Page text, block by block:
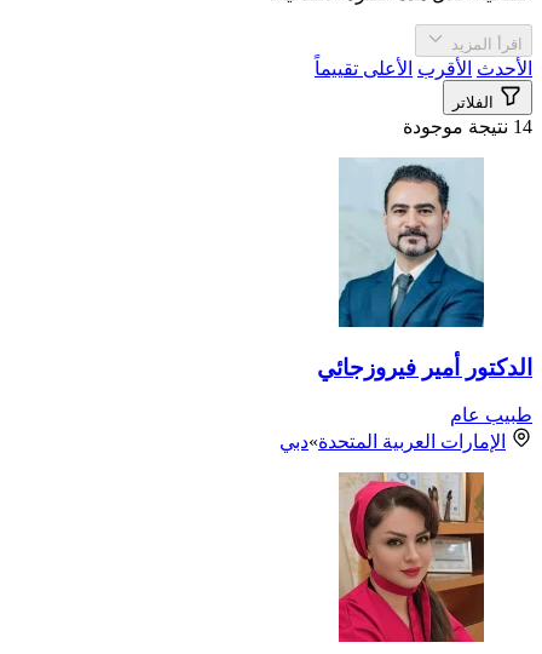
اقرأ المزيد
الأحدث الأقرب الأعلى تقييماً
الفلاتر
14 نتيجة موجودة
الدكتور أمير فيروزجائي
طبيب عام
الإمارات العربية المتحدة»دبي